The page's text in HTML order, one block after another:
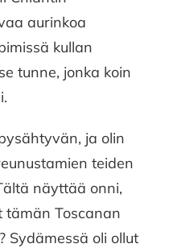
aurinkoa
kullan
tunne, jonka koin
ja olin
teiden
näyttää onni,
tämän Toscanan
Sydämessä oli ollut